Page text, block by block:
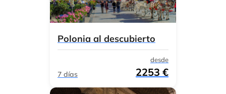
Polonia al descubierto
7 días
desde
2253 €